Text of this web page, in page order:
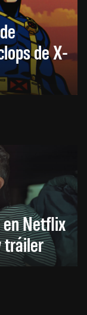
de X-
en Netflix
tráiler